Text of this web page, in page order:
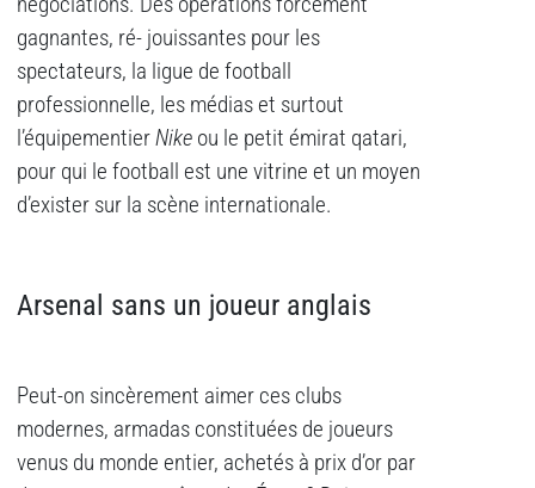
gagnantes, ré- jouissantes pour les
spectateurs, la ligue de football
professionnelle, les médias et surtout
l’équipementierNike ou le petit émirat qatari,
pour qui le football est une vitrine et un moyen
d’exister sur la scène internationale.
Arsenal sans un joueur anglais
Peut-on sincèrement aimer ces clubs
modernes, armadas constituées de joueurs
venus du monde entier, achetés à prix d’or par